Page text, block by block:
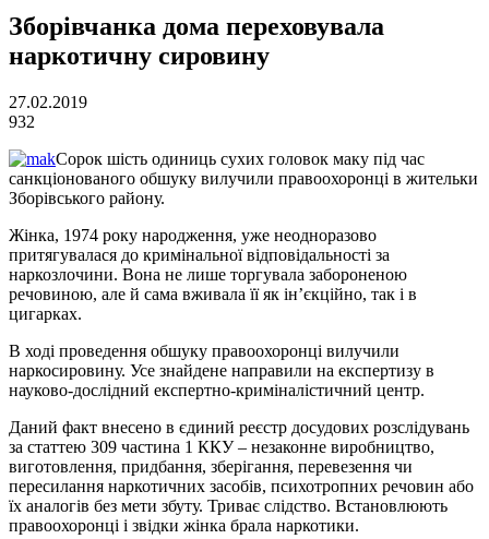
Зборівчанка дома переховувала
наркотичну сировину
27.02.2019
932
Сорок шість одиниць сухих головок маку під час
санкціонованого обшуку вилучили правоохоронці в жительки
Зборівського району.
Жінка, 1974 року народження, уже неодноразово
притягувалася до кримінальної відповідальності за
наркозлочини. Вона не лише торгувала забороненою
речовиною, але й сама вживала її як ін’єкційно, так і в
цигарках.
В ході проведення обшуку правоохоронці вилучили
наркосировину. Усе знайдене направили на експертизу в
науково-дослідний експертно-криміналістичний центр.
Даний факт внесено в єдиний реєстр досудових розслідувань
за статтею 309 частина 1 ККУ – незаконне виробництво,
виготовлення, придбання, зберігання, перевезення чи
пересилання наркотичних засобів, психотропних речовин або
їх аналогів без мети збуту. Триває слідство. Встановлюють
правоохоронці і звідки жінка брала наркотики.